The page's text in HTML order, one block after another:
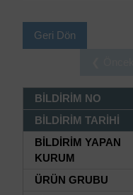
Geri Dön
BİLDİRİM NO
BİLDİRİM TARİHİ
BİLDİRİM YAPAN
KURUM
ÜRÜN GRUBU